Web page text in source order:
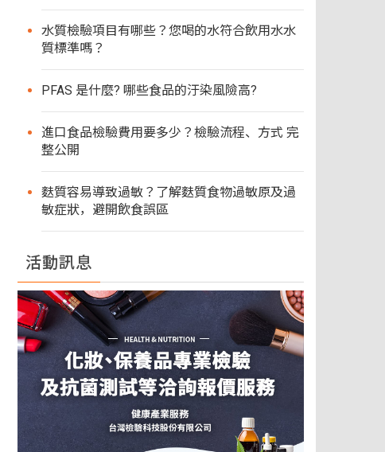
水質檢驗項目有哪些？您喝的水符合飲用水水
質標準嗎？
PFAS 是什麼? 哪些食品的汙染風險高?
進口食品檢驗費用要多少？檢驗流程、方式 完
整公開
麩質容易導致過敏？了解麩質食物過敏原及過
敏症狀，避開飲食誤區
活動訊息